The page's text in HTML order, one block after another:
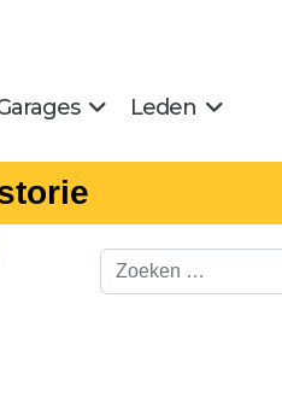
Leden